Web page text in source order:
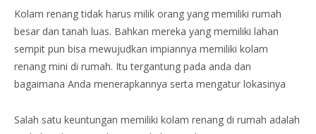
Kolam renang tidak harus milik orang yang memiliki rumah
besar dan tanah luas. Bahkan mereka yang memiliki lahan
sempit pun bisa mewujudkan impiannya memiliki kolam
renang mini di rumah. Itu tergantung pada anda dan
bagaimana Anda menerapkannya serta mengatur lokasinya
Salah satu keuntungan memiliki kolam renang di rumah adalah